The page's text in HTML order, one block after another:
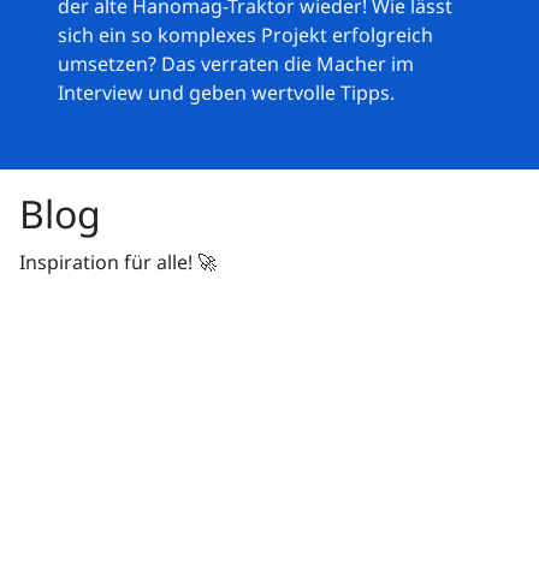
der alte Hanomag-Traktor wieder! Wie lässt
sich ein so komplexes Projekt erfolgreich
umsetzen? Das verraten die Macher im
Interview und geben wertvolle Tipps.
Blog
Inspiration für alle! 🚀